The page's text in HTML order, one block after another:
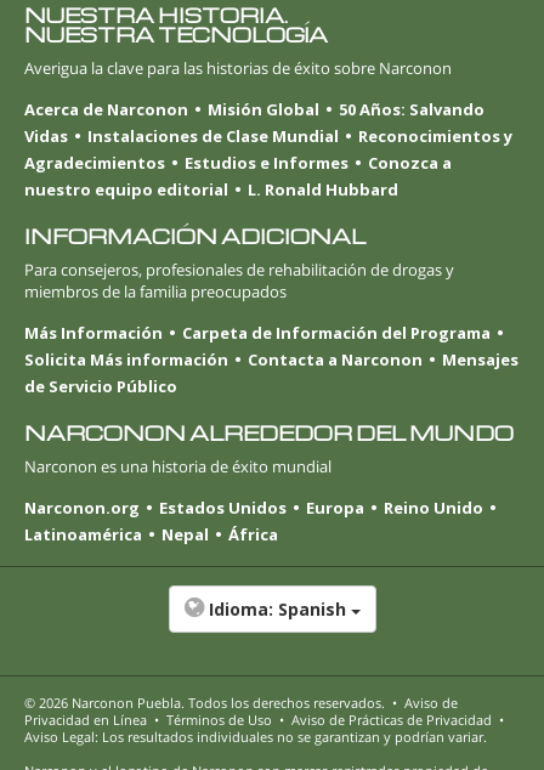
NUESTRA HISTORIA.
NUESTRA TECNOLOGÍA
Averigua la clave para las historias de éxito sobre Narconon
Acerca de Narconon
Misión Global
50 Años: Salvando
Vidas
Instalaciones de Clase Mundial
Reconocimientos y
Agradecimientos
Estudios e Informes
Conozca a
nuestro equipo editorial
L. Ronald Hubbard
INFORMACIÓN ADICIONAL
Para consejeros, profesionales de rehabilitación de drogas y
miembros de la familia preocupados
Más Información
Carpeta de Información del Programa
Solicita Más información
Contacta a Narconon
Mensajes
de Servicio Público
NARCONON ALREDEDOR DEL MUNDO
Narconon es una historia de éxito mundial
Narconon.org
Estados Unidos Europa
Reino Unido
Latinoamérica
Nepal África
Idioma: Spanish
© 2026 Narconon Puebla. Todos los derechos reservados. • Aviso de
Privacidad en Línea • Términos de Uso • Aviso de Prácticas de Privacidad •
Aviso Legal: Los resultados individuales no se garantizan y podrían variar.